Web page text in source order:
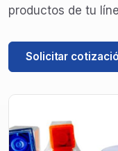
productos de tu
Solicitar